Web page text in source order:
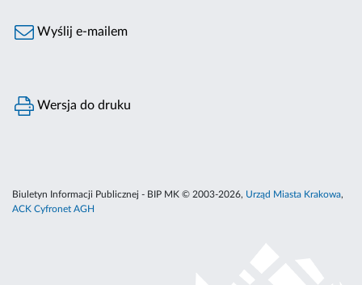
Wyślij e-mailem
Wersja do druku
Biuletyn Informacji Publicznej - BIP MK © 2003-2026, Urząd Miasta Krakowa,
ACK Cyfronet AGH